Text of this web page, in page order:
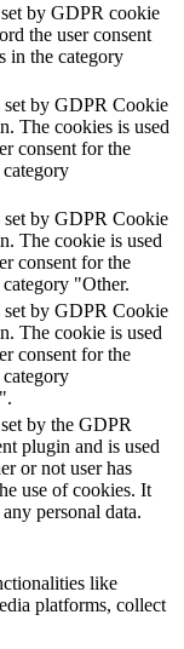
by GDPR cookie
the user consent
in the category
by GDPR Cookie
The cookies is used
consent for the
by GDPR Cookie
The cookie is used
consent for the
"Other.
by GDPR Cookie
The cookie is used
consent for the
by the GDPR
plugin and is used
or not user has
use of cookies. It
personal data.
like
platforms, collect